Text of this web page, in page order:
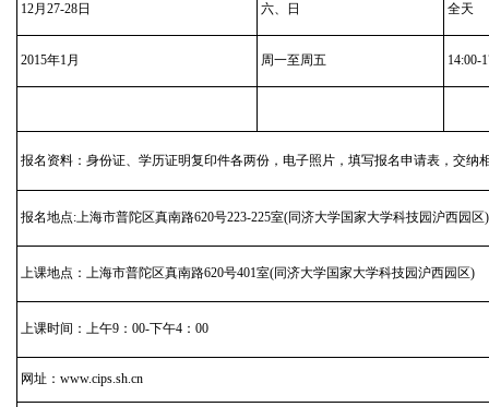
12月27-28日 六、日 全天
2015年1月 周一至周五 14:00-
报名资料：身份证、学历证明复印件各两份，电子照片，填写报名申请表，交纳
报名地点:上海市普陀区真南路620号223-225室(同济大学国家大学科技园沪西园区)
上课地点：上海市普陀区真南路620号401室(同济大学国家大学科技园沪西园区)
上课时间：上午9：00-下午4：00
网址：www.cips.sh.cn